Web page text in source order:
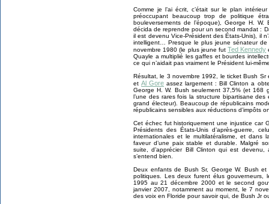
Comme je l’ai écrit, c’était sur le plan
préoccupant beaucoup trop de politique
bouleversements de l’époque), George H.
décida de reprendre pour un second mandat :
il est devenu Vice-Président des États-Unis), il
intelligent… Presque le plus jeune sénateur de
novembre 1980 (le plus jeune futTed Kennedy
Quayle a multiplié les gaffes et bourdes
ce qui n’aidait pas vraiment le Président lui-
Résultat, le 3 novembre 1992, le ticket Bush
etAl Gore assez largement : Bill Clinton a
George H. W. Bush seulement 37,5% (et 168
l’une des rares fois la structure bipartisane
grand électeur). Beaucoup de républicains
républicains sensibles aux réductions d’impôts
Cet échec fut historiquement une injustice car
Présidents des États-Unis d’après-guerre,
internationales et le multilatéralisme, et dans
faveur d’une paix stable et durable. Malgré
suite, d’apprécier Bill Clinton qui est
s’entend bien.
Deux enfants de Bush Sr, George W. Bush
politiques. Les deux furent élus gouverneurs,
1995 au 21 décembre 2000 et le second
janvier 2007, notamment au moment, le 7
des voix en Floride pour savoir qui, de Bush Jr